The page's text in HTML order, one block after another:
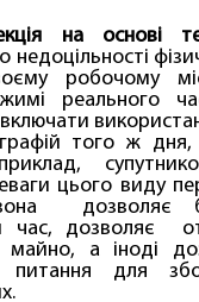
на основі
недоцільності
робочому
реального
того ж
цього виду
дозволяє
час, дозволяє
а іноді
питання для